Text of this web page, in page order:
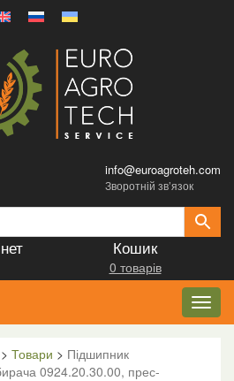
info@euroagroteh.com
Зворотній зв’язок
Кошик
0 товарів
> Товари > Підшипник
0924.20.30.00, прес-